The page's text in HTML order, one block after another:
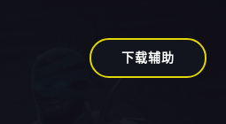
下载辅助